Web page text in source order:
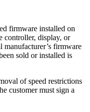
firmware installed on
controller, display, or
manufacturer’s firmware
sold or installed is
of speed restrictions
customer must sign a